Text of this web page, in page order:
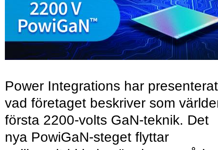
Power Integrations har presenterat
vad företaget beskriver som
första 2200-volts GaN-teknik. Det
nya PowiGaN-steget flyttar